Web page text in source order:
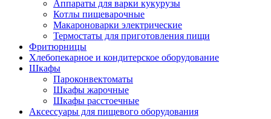
Аппараты для варки кукурузы
Котлы пищеварочные
Макароноварки электрические
Термостаты для приготовления пищи
Фритюрницы
Хлебопекарное и кондитерское оборудование
Шкафы
Пароконвектоматы
Шкафы жарочные
Шкафы расстоечные
Аксессуары для пищевого оборудования